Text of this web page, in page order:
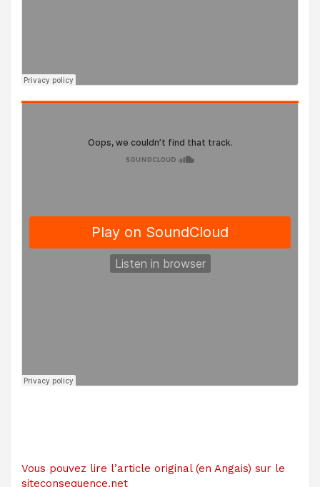
Vous pouvez lire l’article original (en Angais) sur le
siteconsequence.net